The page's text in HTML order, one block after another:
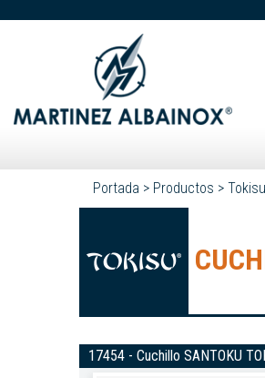
Portada > Productos > Tokisu
17454 - Cuchillo SANTOKU